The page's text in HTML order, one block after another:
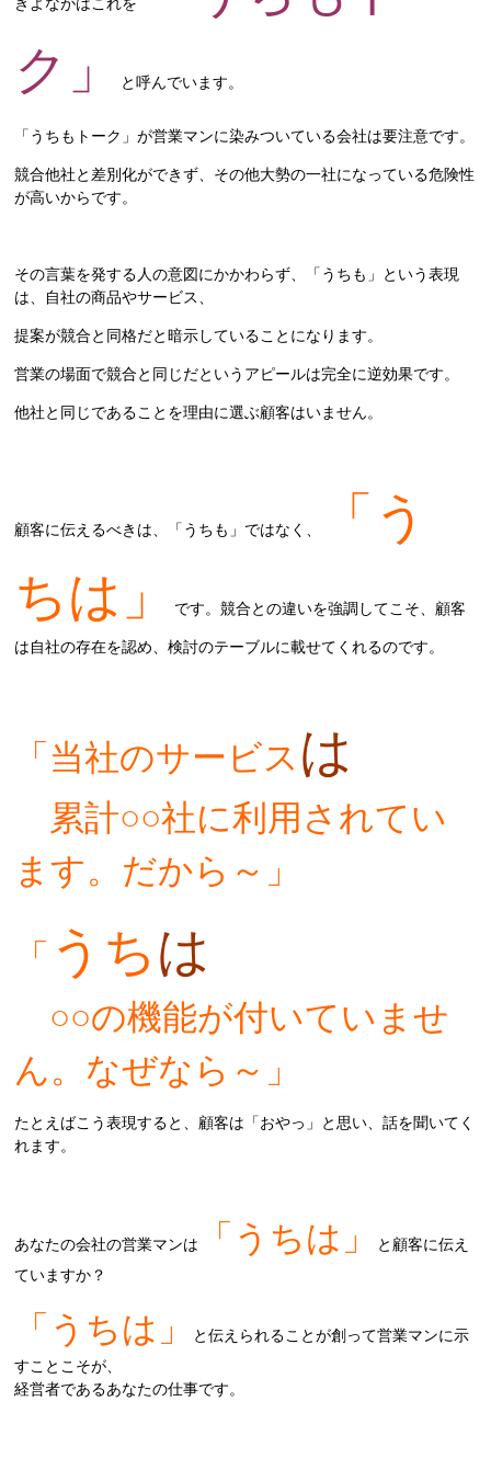
ク」
と呼んでいます。
「うちもトーク」が営業マンに染みついている会社は要注意です。
競合他社と差別化ができず、その他大勢の一社になっている危険性
が高いからです。
その言葉を発する人の意図にかかわらず、「うちも」という表現
は、自社の商品やサービス、
提案が競合と同格だと暗示していることになります。
営業の場面で競合と同じだというアピールは完全に逆効果です。
他社と同じであることを理由に選ぶ顧客はいません。
顧客に伝えるべきは、「うちも」ではなく、
「う
ちは」
です。競合との違いを強調してこそ、顧客
は自社の存在を認め、検討のテーブルに載せてくれるのです。
「当社のサービス は
累計○○社に利用されてい
ます。だから～」
「 うちは
○○の機能が付いていませ
ん。なぜなら～」
たとえばこう表現すると、顧客は「おやっ」と思い、話を聞いてく
れます。
あなたの会社の営業マンは 「うちは」
と顧客に伝え
ていますか？
「うちは」
と伝えられることが創って営業マンに示
すことこそが、
経営者であるあなたの仕事です。